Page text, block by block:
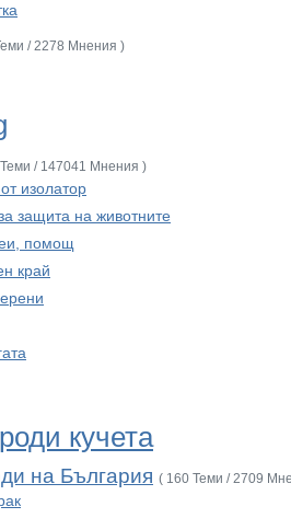
/ 2278 Мнения )
/ 147041 Мнения )
изолатор
защита на животните
помощ
край
кучета
на България ( 160 Теми / 2709